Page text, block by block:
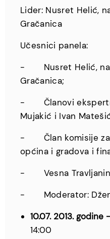
Lider: Nusret Helić,
Gračanica
Učesnici panela:
- Nusret Helić,
Gračanica;
- Članovi
Mujakić i Ivan
- Član komisije za
općina i gradova i
- Vesna Travljanin,
- Moderator:
10.07. 2013. godine
14:00